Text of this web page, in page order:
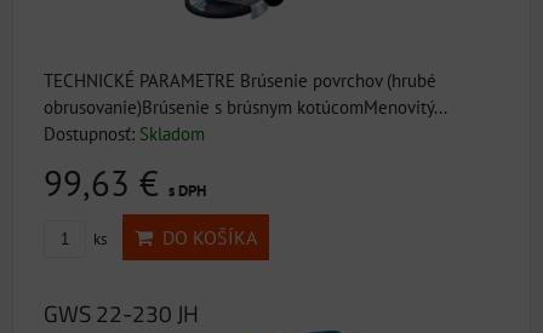
TECHNICKÉ PARAMETRE Brúsenie povrchov (hrubé
obrusovanie)Brúsenie s brúsnym kotúcomMenovitý...
Dostupnosť: Skladom
99,63 € s DPH
ks DO KOŠÍKA
GWS 22-230 JH